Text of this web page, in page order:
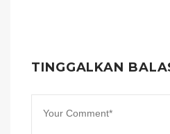
TINGGALKAN